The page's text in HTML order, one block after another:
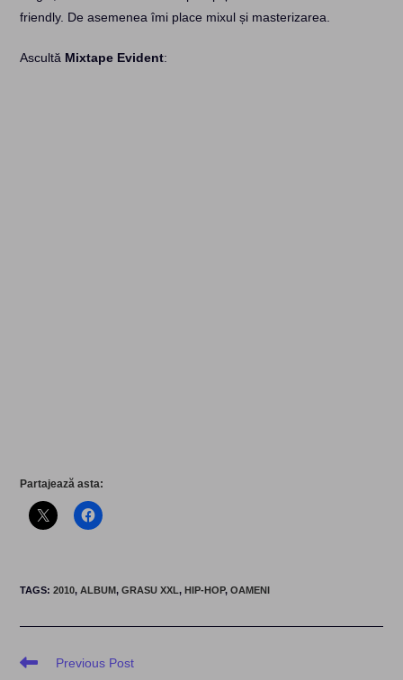
friendly. De asemenea îmi place mixul și masterizarea.
Ascultă Mixtape Evident:
Partajează asta:
TAGS:2010, ALBUM, GRASU XXL, HIP-HOP, OAMENI
Read
Previous Post